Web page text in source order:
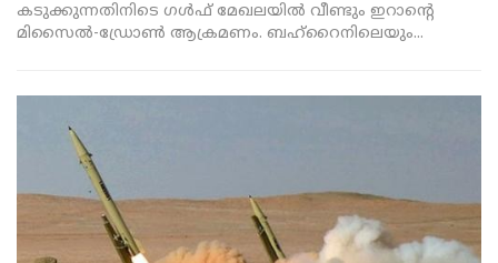
കടുക്കുന്നതിനിടെ ഗൾഫ് മേഖലയിൽ വീണ്ടും ഇറാന്റെ
മിസൈൽ-ഡ്രോൺ ആക്രമണം. ബഹ്‌റൈനിലെയും...